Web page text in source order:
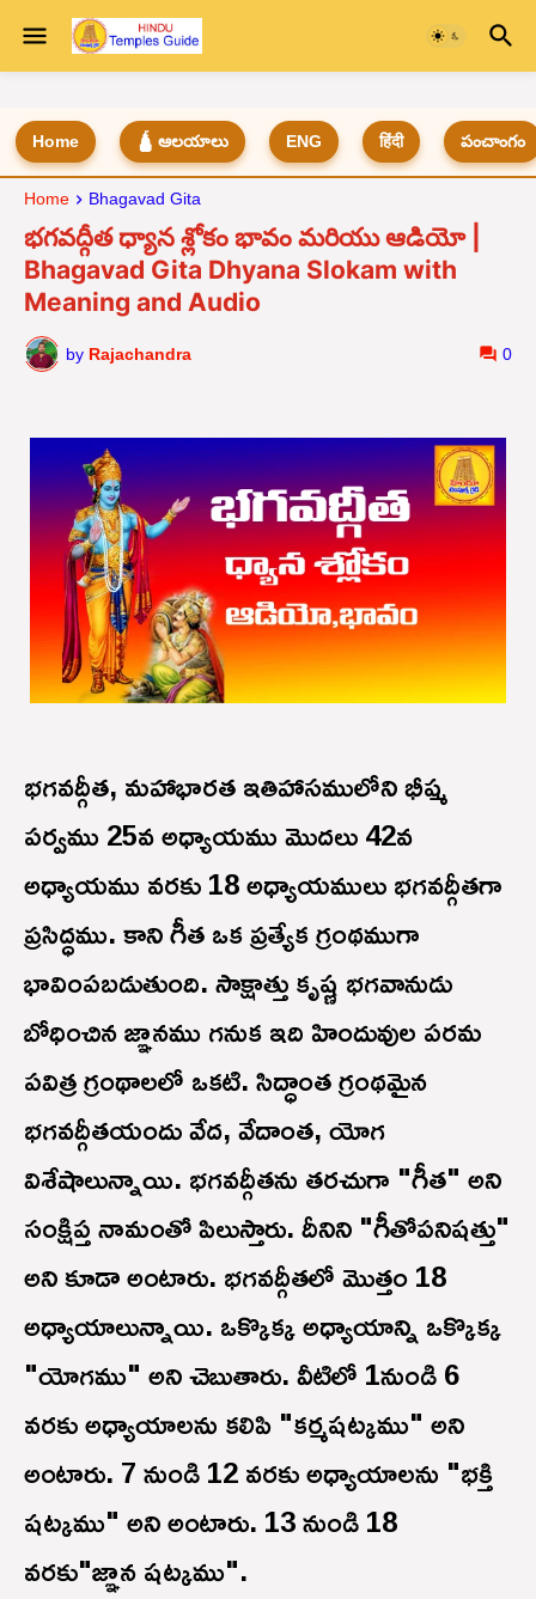
Home 🛕 ఆలయాలు ENG हिंदी పంచాంగం
Home Bhagavad Gita
భగవద్గీత ధ్యాన శ్లోకం భావం మరియు ఆడియో |
Bhagavad Gita Dhyana Slokam with
Meaning and Audio
by Rajachandra 0
భగవద్గీత, మహాభారత ఇతిహాసములోని భీష్మ
పర్వము 25వ అధ్యాయము మొదలు 42వ
అధ్యాయము వరకు 18 అధ్యాయములు భగవద్గీతగా
ప్రసిద్ధము. కాని గీత ఒక ప్రత్యేక గ్రంథముగా
భావింపబడుతుంది. సాక్షాత్తు కృష్ణ భగవానుడు
బోధించిన జ్ఞానము గనుక ఇది హిందువుల పరమ
పవిత్ర గ్రంథాలలో ఒకటి. సిద్ధాంత గ్రంథమైన
భగవద్గీతయందు వేద, వేదాంత, యోగ
విశేషాలున్నాయి. భగవద్గీతను తరచుగా "గీత" అని
సంక్షిప్త నామంతో పిలుస్తారు. దీనిని "గీతోపనిషత్తు"
అని కూడా అంటారు. భగవద్గీతలో మొత్తం 18
అధ్యాయాలున్నాయి. ఒక్కొక్క అధ్యాయాన్ని ఒక్కొక్క
"యోగము" అని చెబుతారు. వీటిలో 1నుండి 6
వరకు అధ్యాయాలను కలిపి "కర్మషట్కము" అని
అంటారు. 7 నుండి 12 వరకు అధ్యాయాలను "భక్తి
షట్కము" అని అంటారు. 13 నుండి 18
వరకు"జ్ఞాన షట్కము".